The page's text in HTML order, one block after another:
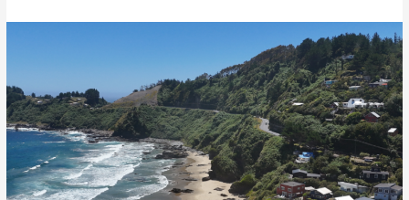
visitan
el
litoral
San
Juan